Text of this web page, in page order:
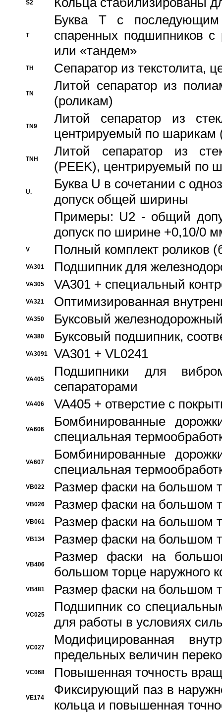
S2
T
Буква T с
спаренных подшипников
или «тандем»
TH Сепаратор из текстолита,
TN
Литой сепаратор из
(роликам)
TN9
Литой сепаратор из
центрируемый по шарикам
TNH
Литой сепаратор из
(PEEK), центрируемый по
U.
Буква U в сочетании с
допуск общей ширины
Примеры: U2 - общий
допуск по ширине +0,10/0
V Полный комплект роликов
VA301 Подшипник для
VA305 VA301 + специальный
VA321 Оптимизированная
VA350 Буксовый
VA380 Буксовый подшипник,
VA3091 VA301 + VL0241
VA405
Подшипники для
сепараторами
VA406 VA405 + отверстие с
VA606
Бомбинированные
специальная
VA607
Бомбинированные
специальная
VB022 Размер фаски на большом
VB026 Размер фаски на большом
VB061 Размер фаски на большом
VB134 Размер фаски на большом
VB406
Размер фаски на
большом торце наружного
VB481 Размер фаски на большом
VC025
Подшипник со
для работы в условиях
VC027
Модифицированная
предельных величин
VC068 Повышенная точность
VE174
Фиксирующий паз в
кольца и повышенная